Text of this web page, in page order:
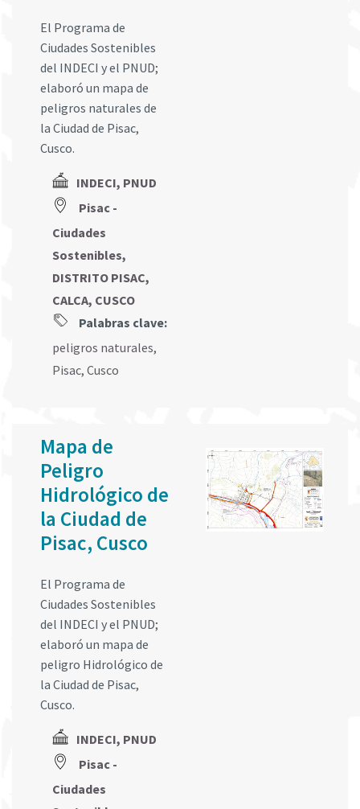
El Programa de
Ciudades Sostenibles
del INDECI y el PNUD;
elaboró un mapa de
peligros naturales de
la Ciudad de Pisac,
Cusco.
INDECI, PNUD
Pisac -
Ciudades
Sostenibles,
DISTRITO PISAC,
CALCA, CUSCO
Palabras clave:
peligros naturales,
Pisac, Cusco
Mapa de
Peligro
Hidrológico de
la Ciudad de
Pisac, Cusco
El Programa de
Ciudades Sostenibles
del INDECI y el PNUD;
elaboró un mapa de
peligro Hidrológico de
la Ciudad de Pisac,
Cusco.
INDECI, PNUD
Pisac -
Ciudades